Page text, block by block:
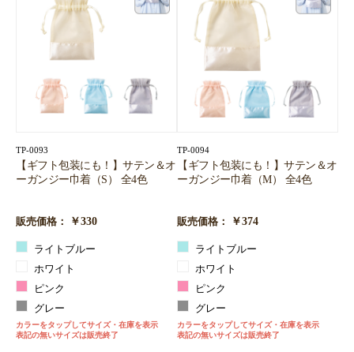
TP-0093
【ギフト包装にも！】サテン＆オ
ーガンジー巾着（S） 全4色
販売価格： ￥330
ライトブルー
ホワイト
ピンク
グレー
カラーをタップしてサイズ・在庫を表示
表記の無いサイズは販売終了
TP-0094
【ギフト包装にも！】サテン＆オ
ーガンジー巾着（M） 全4色
販売価格： ￥374
ライトブルー
ホワイト
ピンク
グレー
カラーをタップしてサイズ・在庫を表示
表記の無いサイズは販売終了